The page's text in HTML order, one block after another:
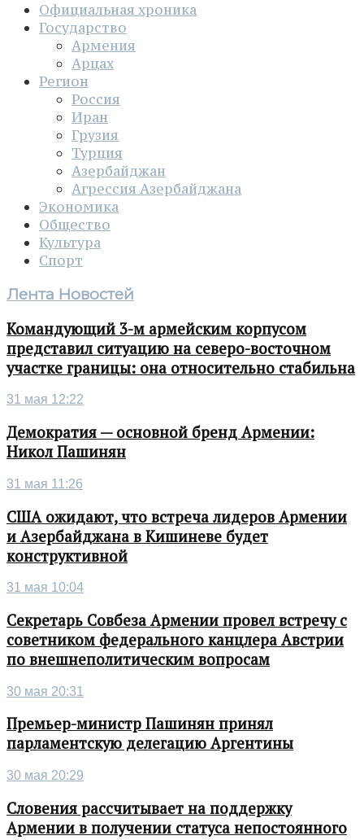
Официальная хроника
Государство
Армения
Арцах
Регион
Россия
Иран
Грузия
Турция
Азербайджан
Агрессия Азербайджана
Экономика
Общество
Культура
Спорт
Лента Новостей
Командующий 3-м армейским корпусом
представил ситуацию на северо-восточном
участке границы: она относительно стабильна
31 мая 12:22
Демократия — основной бренд Армении:
Никол Пашинян
31 мая 11:26
США ожидают, что встреча лидеров Армении
и Азербайджана в Кишиневе будет
конструктивной
31 мая 10:04
Секретарь Совбеза Армении провел встречу с
советником федерального канцлера Австрии
по внешнеполитическим вопросам
30 мая 20:31
Премьер-министр Пашинян принял
парламентскую делегацию Аргентины
30 мая 20:29
Словения рассчитывает на поддержку
Армении в получении статуса непостоянного